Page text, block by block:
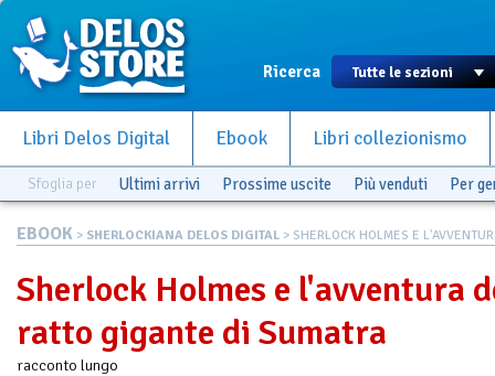
Ricerca
Libri Delos Digital Ebook Libri collezionismo
Sfoglia per Ultimi arrivi Prossime uscite Più venduti Per
EBOOK > SHERLOCKIANA DELOS DIGITAL > SHERLOCK HOLMES E
Sherlock Holmes e l'avventura
ratto gigante di Sumatra
racconto lungo